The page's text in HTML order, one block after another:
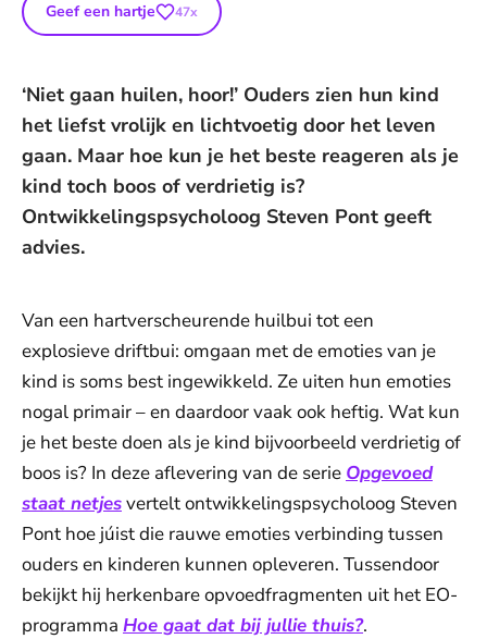
Geef een hartje 47x
‘Niet gaan huilen, hoor!’ Ouders zien hun kind
het liefst vrolijk en lichtvoetig door het leven
gaan. Maar hoe kun je het beste reageren als je
kind toch boos of verdrietig is?
Ontwikkelingspsycholoog Steven Pont geeft
advies.
Van een hartverscheurende huilbui tot een
explosieve driftbui: omgaan met de emoties van je
kind is soms best ingewikkeld. Ze uiten hun emoties
nogal primair – en daardoor vaak ook heftig. Wat kun
je het beste doen als je kind bijvoorbeeld verdrietig of
boos is? In deze aflevering van de serie Opgevoed
staat netjesvertelt ontwikkelingspsycholoog Steven
Pont hoe júist die rauwe emoties verbinding tussen
ouders en kinderen kunnen opleveren. Tussendoor
bekijkt hij herkenbare opvoedfragmenten uit het EO-
programma Hoe gaat dat bij jullie thuis?.